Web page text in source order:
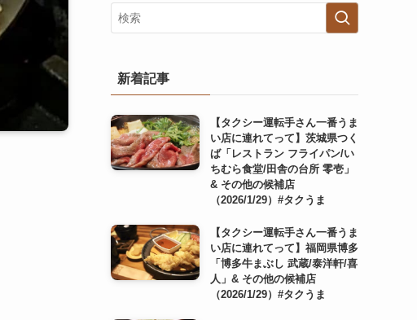
新着記事
【タクシー運転手さん一番うま
い店に連れてって】茨城県つく
ば「レストラン フライパン/い
ちむら食堂/田舎の台所 零壱」
& その他の候補店
（2026/1/29）#タクうま
【タクシー運転手さん一番うま
い店に連れてって】福岡県博多
「博多牛まぶし 武蔵/泰洋軒/喜
人」& その他の候補店
（2026/1/29）#タクうま